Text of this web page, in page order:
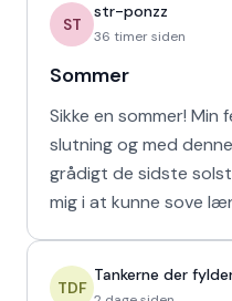
ST
str-ponzz
36 timer siden
Sommer
Sikke en sommer! Min
slutning og med
grådigt de sidste
mig i at kunne sove
TDF
Tankerne der